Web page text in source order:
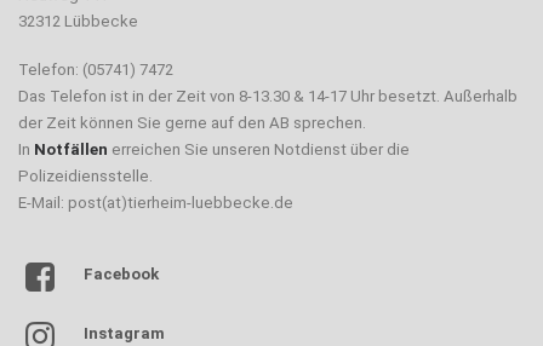
32312 Lübbecke
Telefon: (05741) 7472
Das Telefon ist in der Zeit von 8-13.30 & 14-17 Uhr besetzt. Außerhalb
der Zeit können Sie gerne auf den AB sprechen.
In Notfällen erreichen Sie unseren Notdienst über die
Polizeidiensstelle.
E-Mail: post(at)tierheim-luebbecke.de
Facebook
Instagram